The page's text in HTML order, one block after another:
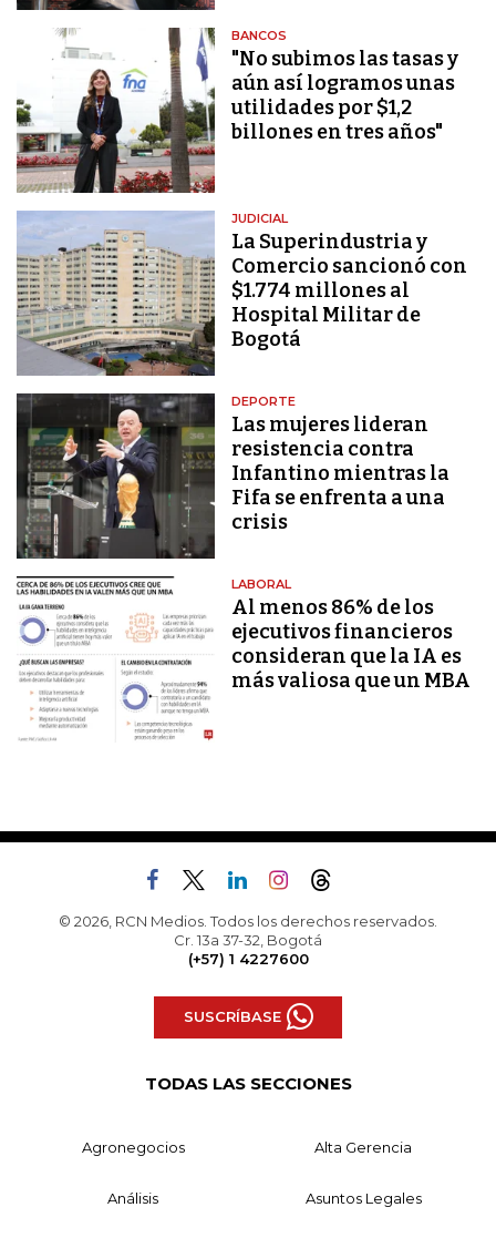
BANCOS
"No subimos las tasas y
aún así logramos unas
utilidades por $1,2
billones en tres años"
JUDICIAL
La Superindustria y
Comercio sancionó con
$1.774 millones al
Hospital Militar de
Bogotá
DEPORTE
Las mujeres lideran
resistencia contra
Infantino mientras la
Fifa se enfrenta a una
crisis
LABORAL
Al menos 86% de los
ejecutivos financieros
consideran que la IA es
más valiosa que un MBA
© 2026, RCN Medios. Todos los derechos reservados.
Cr. 13a 37-32, Bogotá
(+57) 1 4227600
SUSCRÍBASE
TODAS LAS SECCIONES
Agronegocios Alta Gerencia
Análisis Asuntos Legales